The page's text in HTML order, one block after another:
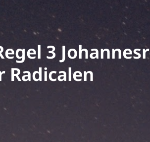
3
Radicalen